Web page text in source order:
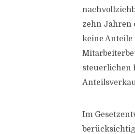
zehn Jahren
keine
steuerlichen
Im